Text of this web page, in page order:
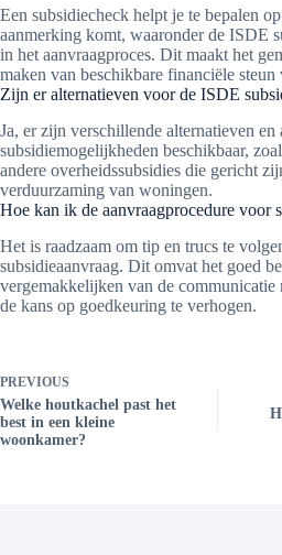
Een subsidiecheck helpt je te bepalen
aanmerking komt, waaronder de ISDE
in het aanvraagproces. Dit maakt het
maken van beschikbare financiële steun
Zijn er alternatieven voor de ISDE
Ja, er zijn verschillende alternatieven en
subsidiemogelijkheden beschikbaar,
andere overheidssubsidies die gericht
verduurzaming van woningen.
Hoe kan ik de aanvraagprocedure voor
Het is raadzaam om tip en trucs te
subsidieaanvraag. Dit omvat het goed
vergemakkelijken van de communicatie
de kans op goedkeuring te verhogen.
PREVIOUS
Welke houtkachel past het
best in een kleine
woonkamer?